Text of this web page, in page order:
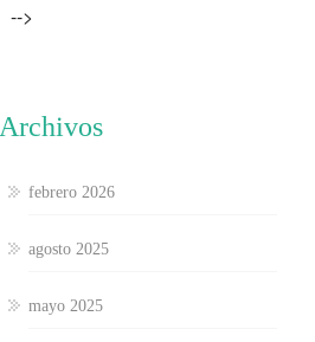
-->
Archivos
febrero 2026
agosto 2025
mayo 2025